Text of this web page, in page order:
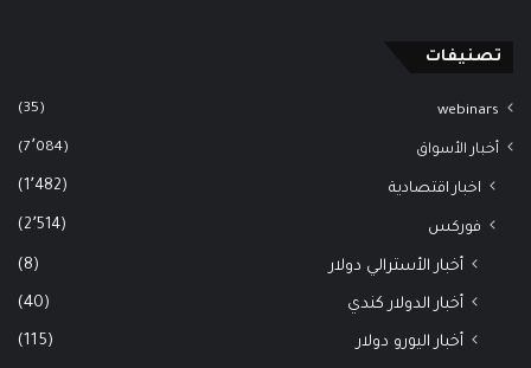
تصنيفات
webinars
(35)
أخبار الأسواق (7٬084)
اخبار اقتصادية (1٬482)
فوركس (2٬514)
أخبار الأسترالي دولار (8)
أخبار الدولار كندي (40)
أخبار اليورو دولار (115)